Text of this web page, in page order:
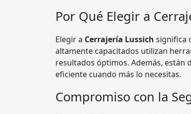
Por Qué Elegir a
Elegir a Cerrajería Lussich significa
altamente capacitados utilizan
resultados óptimos. Además, están
eficiente cuando más lo necesitas.
Compromiso con la